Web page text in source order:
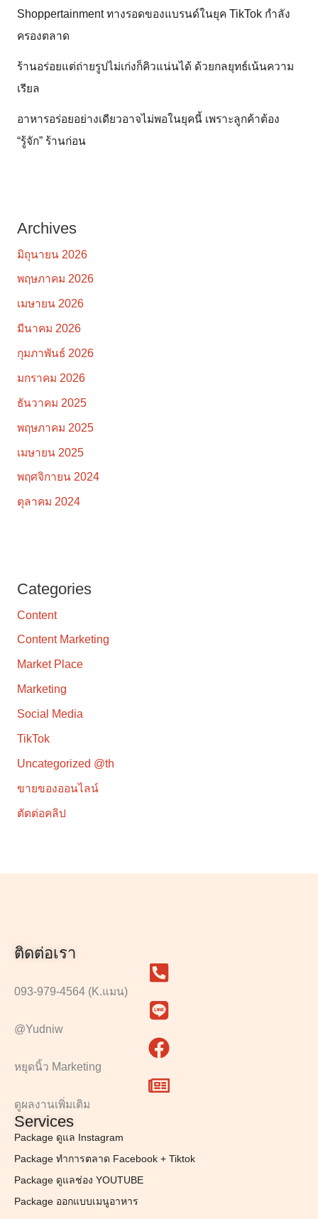
Shoppertainment ทางรอดของแบรนด์ในยุค TikTok กำลัง
ครองตลาด
ร้านอร่อยแต่ถ่ายรูปไม่เก่งก็คิวแน่นได้ ด้วยกลยุทธ์เน้นความ
เรียล
อาหารอร่อยอย่างเดียวอาจไม่พอในยุคนี้ เพราะลูกค้าต้อง
“รู้จัก” ร้านก่อน
Archives
มิถุนายน 2026
พฤษภาคม 2026
เมษายน 2026
มีนาคม 2026
กุมภาพันธ์ 2026
มกราคม 2026
ธันวาคม 2025
พฤษภาคม 2025
เมษายน 2025
พฤศจิกายน 2024
ตุลาคม 2024
Categories
Content
Content Marketing
Market Place
Marketing
Social Media
TikTok
Uncategorized @th
ขายของออนไลน์
ตัดต่อคลิป
ติดต่อเรา
093-979-4564 (K.แมน)
@Yudniw
หยุดนิ้ว Marketing
ดูผลงานเพิ่มเติม
Services
Package ดูแล Instagram
Package ทำการตลาด Facebook + Tiktok
Package ดูแลช่อง YOUTUBE
Package ออกแบบเมนูอาหาร